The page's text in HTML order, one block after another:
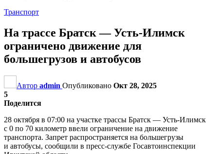
Транспорт
На трассе Братск — Усть-Илимск
ограничено движение для
большегрузов и автобусов
Автор admin Опубликовано Окт 28, 2025
5
Поделится
28 октября в 07:00 на участке трассы Братск — Усть-Илимск
с 0 по 70 километр ввели ограничение на движение
транспорта. Запрет распространяется на большегрузы
и автобусы, сообщили в пресс-службе Госавтоинспекции